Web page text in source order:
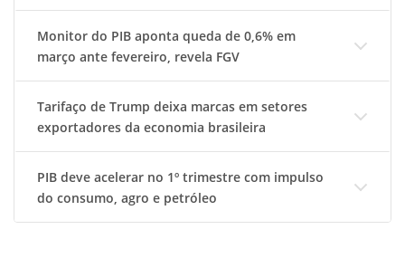
Monitor do PIB aponta queda de 0,6% em
março ante fevereiro, revela FGV
Tarifaço de Trump deixa marcas em setores
exportadores da economia brasileira
PIB deve acelerar no 1º trimestre com impulso
do consumo, agro e petróleo